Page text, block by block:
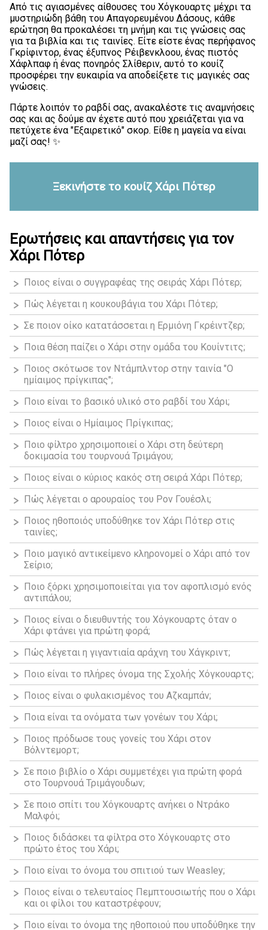
Από τις αγιασμένες αίθουσες του Χόγκουαρτς μέχρι τα
μυστηριώδη βάθη του Απαγορευμένου Δάσους, κάθε
ερώτηση θα προκαλέσει τη μνήμη και τις γνώσεις σας
για τα βιβλία και τις ταινίες. Είτε είστε ένας περήφανος
Γκρίφιντορ, ένας έξυπνος Ρέιβενκλοου, ένας πιστός
Χάφλπαφ ή ένας πονηρός Σλίθεριν, αυτό το κουίζ
προσφέρει την ευκαιρία να αποδείξετε τις μαγικές σας
γνώσεις.
Πάρτε λοιπόν το ραβδί σας, ανακαλέστε τις αναμνήσεις
σας και ας δούμε αν έχετε αυτό που χρειάζεται για να
πετύχετε ένα "Εξαιρετικό" σκορ. Είθε η μαγεία να είναι
μαζί σας! ✨
Ξεκινήστε το κουίζ Χάρι Πότερ
Ερωτήσεις και απαντήσεις για τον
Χάρι Πότερ
Ποιος είναι ο συγγραφέας της σειράς Χάρι Πότερ;
Πώς λέγεται η κουκουβάγια του Χάρι Πότερ;
Σε ποιον οίκο κατατάσσεται η Ερμιόνη Γκρέιντζερ;
Ποια θέση παίζει ο Χάρι στην ομάδα του Κουίντιτς;
Ποιος σκότωσε τον Ντάμπλντορ στην ταινία "Ο
ημίαιμος πρίγκιπας";
Ποιο είναι το βασικό υλικό στο ραβδί του Χάρι;
Ποιος είναι ο Ημίαιμος Πρίγκιπας;
Ποιο φίλτρο χρησιμοποιεί ο Χάρι στη δεύτερη
δοκιμασία του τουρνουά Τριμάγου;
Ποιος είναι ο κύριος κακός στη σειρά Χάρι Πότερ;
Πώς λέγεται ο αρουραίος του Ρον Γουέσλι;
Ποιος ηθοποιός υποδύθηκε τον Χάρι Πότερ στις
ταινίες;
Ποιο μαγικό αντικείμενο κληρονομεί ο Χάρι από τον
Σείριο;
Ποιο ξόρκι χρησιμοποιείται για τον αφοπλισμό ενός
αντιπάλου;
Ποιος είναι ο διευθυντής του Χόγκουαρτς όταν ο
Χάρι φτάνει για πρώτη φορά;
Πώς λέγεται η γιγαντιαία αράχνη του Χάγκριντ;
Ποιο είναι το πλήρες όνομα της Σχολής Χόγκουαρτς;
Ποιος είναι ο φυλακισμένος του Αζκαμπάν;
Ποια είναι τα ονόματα των γονέων του Χάρι;
Ποιος πρόδωσε τους γονείς του Χάρι στον
Βόλντεμορτ;
Σε ποιο βιβλίο ο Χάρι συμμετέχει για πρώτη φορά
στο Τουρνουά Τριμάγουδων;
Σε ποιο σπίτι του Χόγκουαρτς ανήκει ο Ντράκο
Μαλφόι;
Ποιος διδάσκει τα φίλτρα στο Χόγκουαρτς στο
πρώτο έτος του Χάρι;
Ποιο είναι το όνομα του σπιτιού των Weasley;
Ποιος είναι ο τελευταίος Πεμπτουσιωτής που ο Χάρι
και οι φίλοι του καταστρέφουν;
Ποιο είναι το όνομα της ηθοποιού που υποδύθηκε την